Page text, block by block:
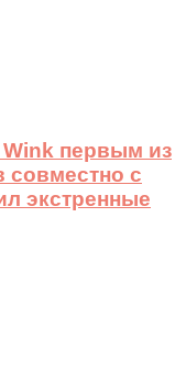
первым из
совместно с
экстренные